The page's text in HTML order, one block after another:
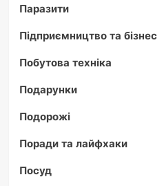
Паразити
Підприємництво та бізнес
Побутова техніка
Подарунки
Подорожі
Поради та лайфхаки
Посуд